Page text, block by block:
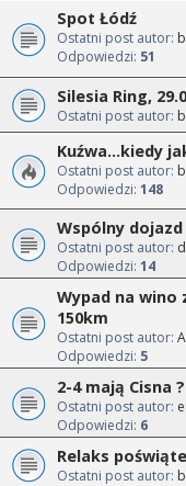
Spot Łódź
Ostatni post autor:
Odpowiedzi: 51
Silesia Ring,
Ostatni post autor:
Kuźwa...kiedy
Ostatni post autor:
Odpowiedzi: 148
Wspólny
Ostatni post autor:
Odpowiedzi: 14
Wypad na wino
150km
Ostatni post autor:
Odpowiedzi: 5
2-4 mają Cisna ?
Ostatni post autor:
Odpowiedzi: 6
Relaks
Ostatni post autor: